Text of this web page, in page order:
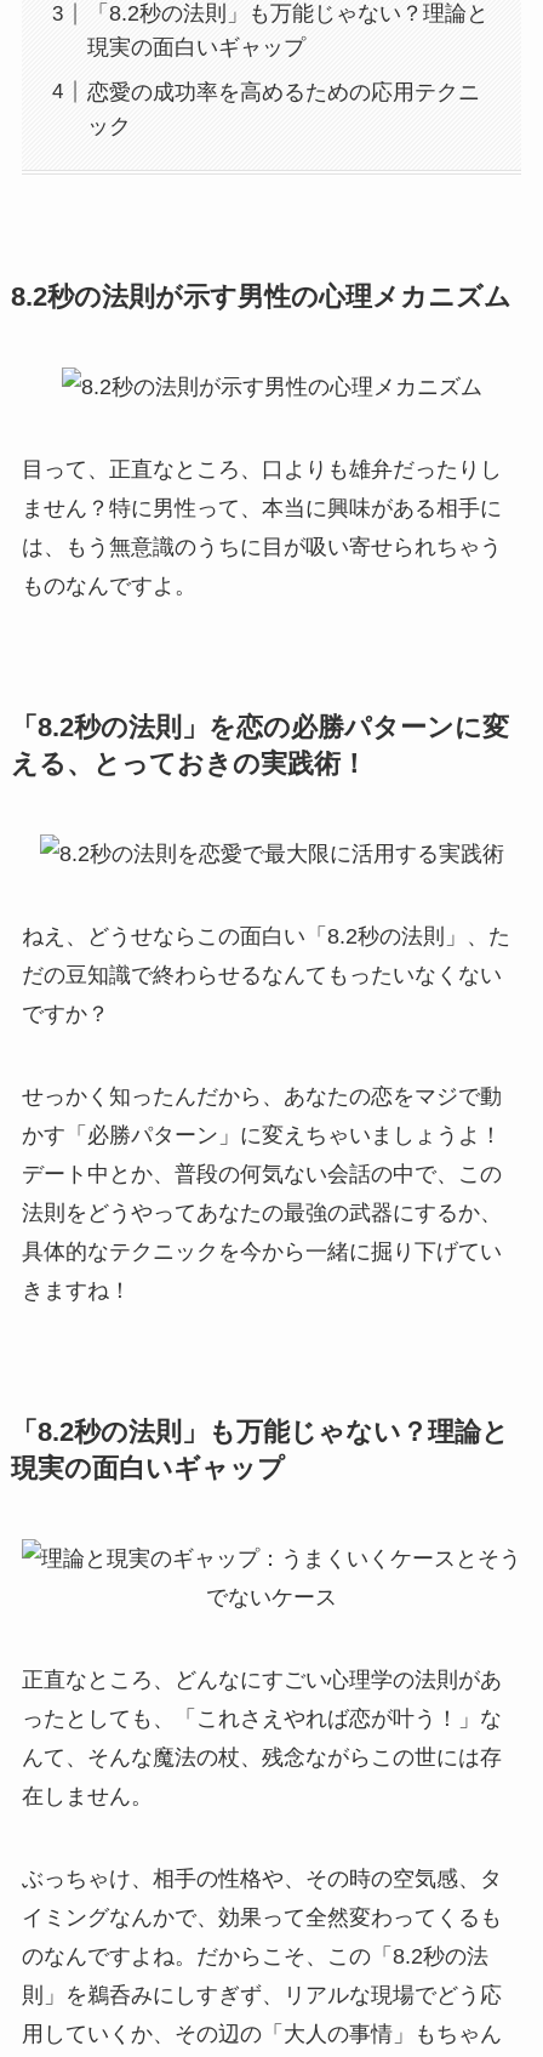
「8.2秒の法則」も万能じゃない？理論と
現実の面白いギャップ
恋愛の成功率を高めるための応用テクニ
ック
8.2秒の法則が示す男性の心理メカニズム
目って、正直なところ、口よりも雄弁だったりし
ません？特に男性って、本当に興味がある相手に
は、もう無意識のうちに目が吸い寄せられちゃう
ものなんですよ。
「8.2秒の法則」を恋の必勝パターンに変
える、とっておきの実践術！
ねえ、どうせならこの面白い「8.2秒の法則」、た
だの豆知識で終わらせるなんてもったいなくない
ですか？
せっかく知ったんだから、あなたの恋をマジで動
かす「必勝パターン」に変えちゃいましょうよ！
デート中とか、普段の何気ない会話の中で、この
法則をどうやってあなたの最強の武器にするか、
具体的なテクニックを今から一緒に掘り下げてい
きますね！
「8.2秒の法則」も万能じゃない？理論と
現実の面白いギャップ
正直なところ、どんなにすごい心理学の法則があ
ったとしても、「これさえやれば恋が叶う！」な
んて、そんな魔法の杖、残念ながらこの世には存
在しません。
ぶっちゃけ、相手の性格や、その時の空気感、タ
イミングなんかで、効果って全然変わってくるも
のなんですよね。だからこそ、この「8.2秒の法
則」を鵜呑みにしすぎず、リアルな現場でどう応
用していくか、その辺の「大人の事情」もちゃん